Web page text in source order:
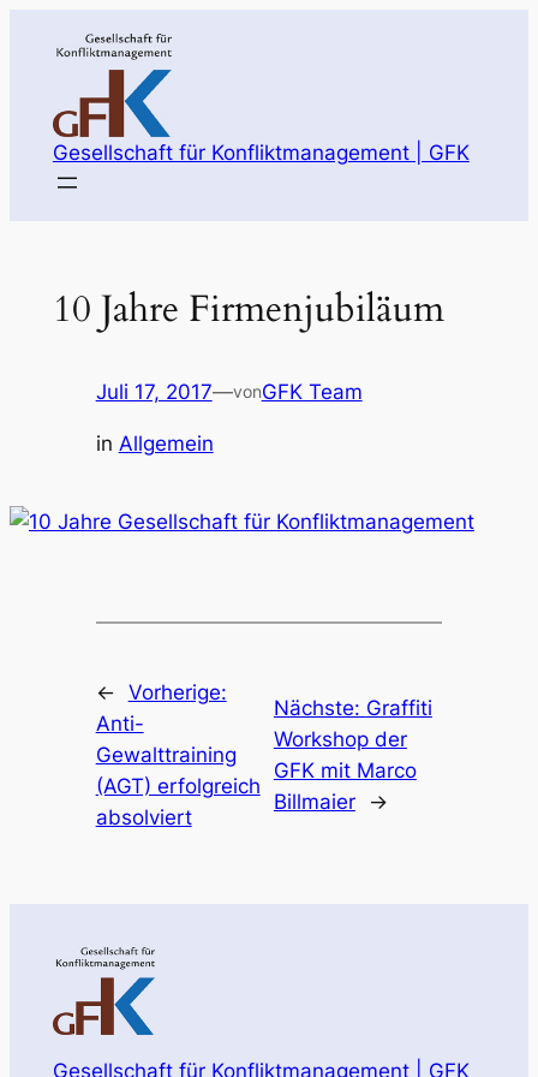
Inhalt
Gesellschaft für Konfliktmanagement | GFK
10 Jahre Firmenjubiläum
Juli 17, 2017—vonGFK Team
in Allgemein
← Vorherige:
Anti-
Gewalttraining
(AGT) erfolgreich
absolviert
Nächste: Graffiti
Workshop der
GFK mit Marco
Billmaier
→
Gesellschaft für Konfliktmanagement | GFK